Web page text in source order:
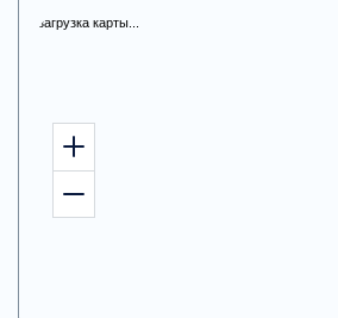
загрузка карты...